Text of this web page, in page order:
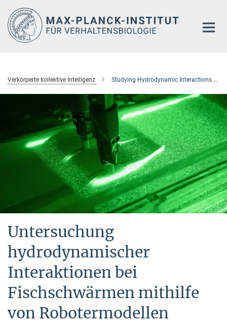
Hauptinhalt
Verkörperte kollektive Intelligenz Studying Hydrodynamic Interactions in Schooling Fish Using Robotic Models
Untersuchung
hydrodynamischer
Interaktionen bei
Fischschwärmen mithilfe
von Robotermodellen